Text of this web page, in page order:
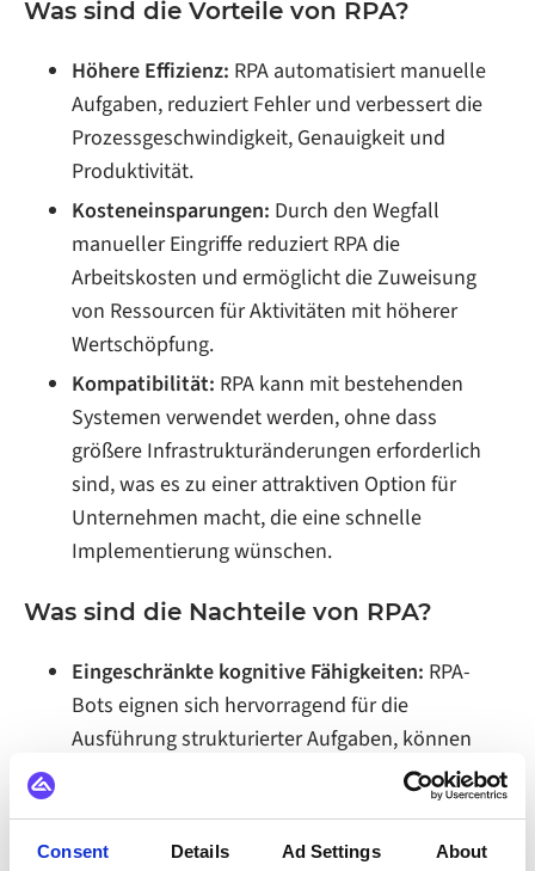
Consent Details Ad Settings About
Was sind die Vorteile von RPA?
Höhere Effizienz: RPA automatisiert manuelle
Aufgaben, reduziert Fehler und verbessert die
Prozessgeschwindigkeit, Genauigkeit und
Produktivität.
Kosteneinsparungen: Durch den Wegfall
manueller Eingriffe reduziert RPA die
Arbeitskosten und ermöglicht die Zuweisung
von Ressourcen für Aktivitäten mit höherer
Wertschöpfung.
Kompatibilität: RPA kann mit bestehenden
Systemen verwendet werden, ohne dass
größere Infrastrukturänderungen erforderlich
sind, was es zu einer attraktiven Option für
Unternehmen macht, die eine schnelle
Implementierung wünschen.
Was sind die Nachteile von RPA?
Eingeschränkte kognitive Fähigkeiten: RPA-
Bots eignen sich hervorragend für die
Ausführung strukturierter Aufgaben, können
jedoch mit unstrukturierten Daten oder
Urteilsvermögen erfordern, zu kämpfen haben.